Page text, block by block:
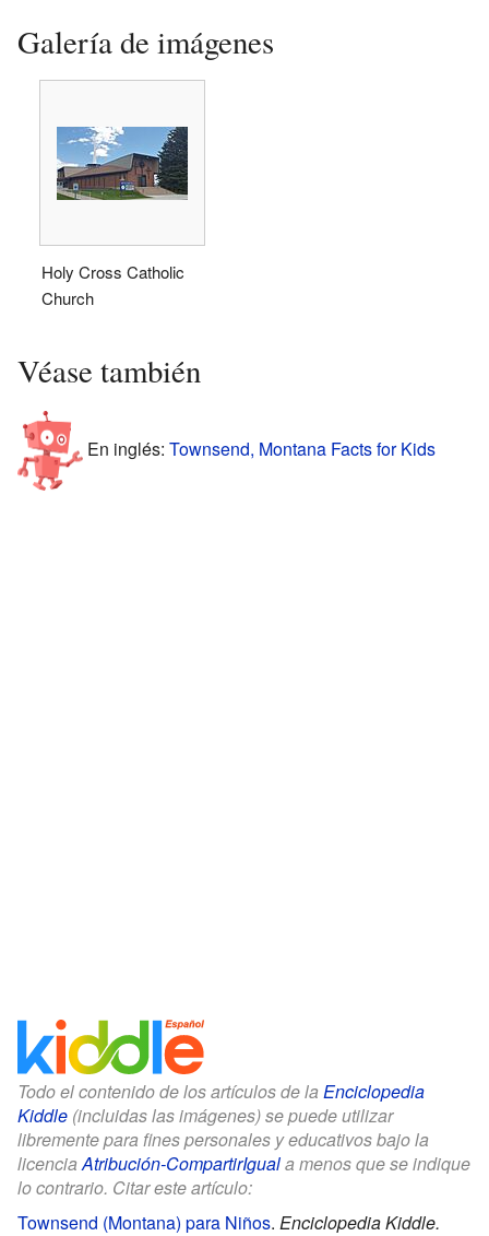
Galería de imágenes
Holy Cross Catholic
Church
Véase también
En inglés: Townsend, Montana Facts for Kids
Todo el contenido de los artículos de la Enciclopedia
Kiddle (incluidas las imágenes) se puede utilizar
libremente para fines personales y educativos bajo la
licenciaAtribución-CompartirIguala menos que se indique
lo contrario. Citar este artículo:
Townsend (Montana) para Niños. Enciclopedia Kiddle.